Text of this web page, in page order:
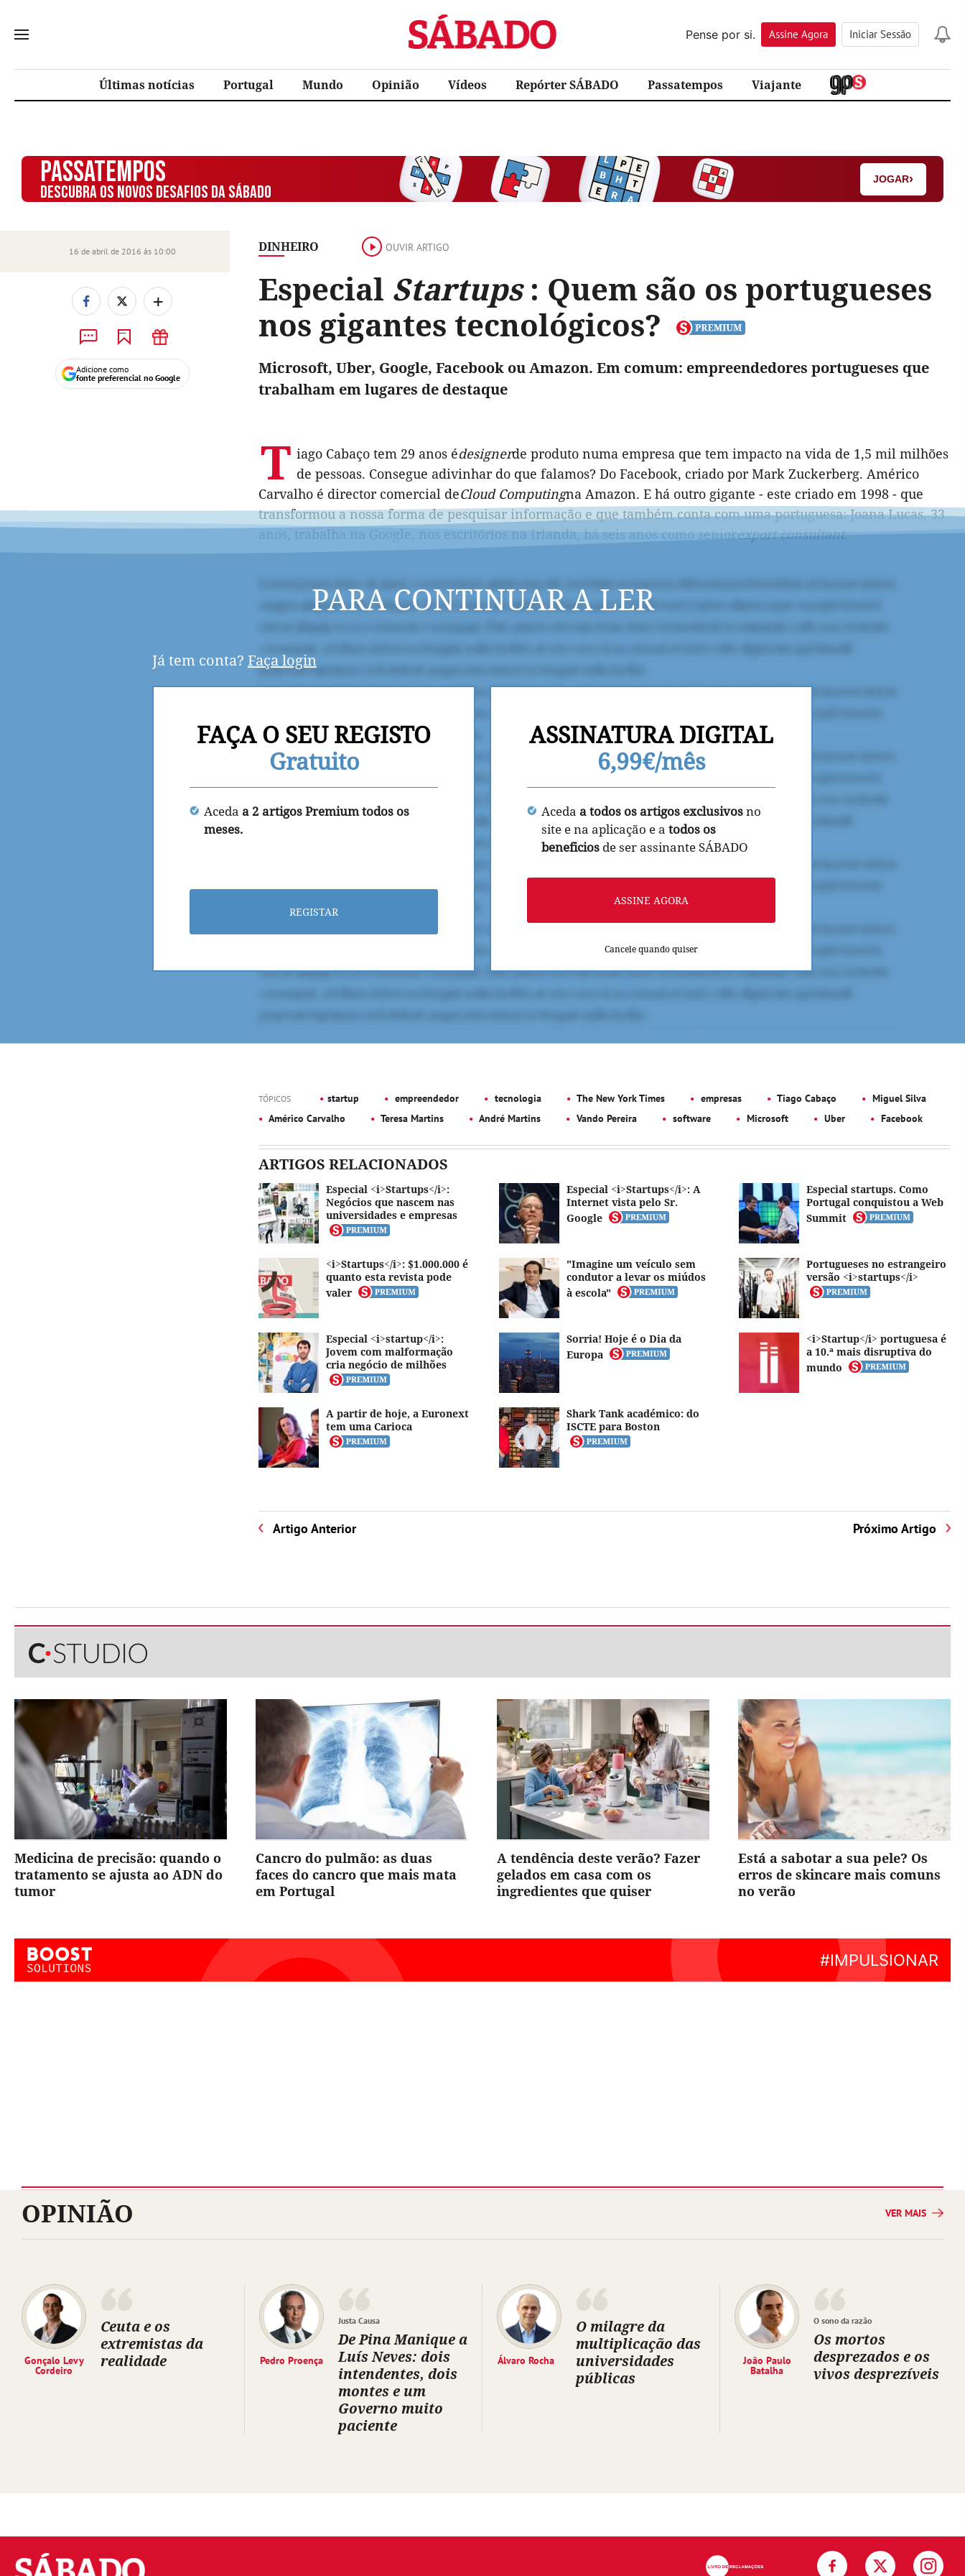
Sábado
Pense por si.
Assine Agora Iniciar Sessão
Últimas notícias Portugal Mundo Opinião Vídeos Repórter SÁBADO Passatempos Viajante
PASSATEMPOS
DESCUBRA OS NOVOS DESAFIOS DA SÁBADO
JOGAR›
DINHEIRO OUVIR ARTIGO
Especial Startups: Quem são os portugueses
nos gigantes tecnológicos?
16 de abril de 2016 às 10:00
+
Adicione como
fonte preferencial no Google
Microsoft, Uber, Google, Facebook ou Amazon. Em comum: empreendedores portugueses que
trabalham em lugares de destaque
T iago Cabaço tem 29 anos édesignerde produto numa empresa que tem impacto na vida de 1,5 mil milhões
de pessoas. Consegue adivinhar do que falamos? Do Facebook, criado por Mark Zuckerberg. Américo
Carvalho é director comercial deCloud Computingna Amazon. E há outro gigante - este criado em 1998 - que
transformou a nossa forma de pesquisar informação e que também conta com uma portuguesa: Joana Lucas, 33
anos, trabalha na Google, nos escritórios na Irlanda, há seis anos como seniorexport consultant.
PARA CONTINUAR A LER
Já tem conta? Faça login
FAÇA O SEU REGISTO
Gratuito
Aceda a 2 artigos Premium todos os
meses.
REGISTAR
ASSINATURA DIGITAL
6,99€/mês
Aceda a todos os artigos exclusivosno
site e na aplicação e a todos os
beneficios de ser assinante SÁBADO
ASSINE AGORA
Cancele quando quiser
TÓPICOS startup empreendedor tecnologia The New York Times empresas Tiago Cabaço
Miguel Silva
Américo Carvalho
Teresa Martins André Martins Vando Pereira software Microsoft Uber Facebook
ARTIGOS RELACIONADOS
Especial <i>Startups</i>:
Negócios que nascem nas
universidades e empresas
Especial <i>Startups</i>: A
Internet vista pelo Sr.
Google
Especial startups. Como
Portugal conquistou a Web
Summit
<i>Startups</i>: $1.000.000 é
quanto esta revista pode
valer
"Imagine um veículo sem
condutor a levar os miúdos
à escola"
Portugueses no estrangeiro
versão <i>startups</i>
Especial <i>startup</i>:
Jovem com malformação
cria negócio de milhões
Sorria! Hoje é o Dia da
Europa
<i>Startup</i> portuguesa é
a 10.ª mais disruptiva do
mundo
A partir de hoje, a Euronext
tem uma Carioca
Shark Tank académico: do
ISCTE para Boston
Artigo Anterior Próximo Artigo
Medicina de precisão: quando o
tratamento se ajusta ao ADN do
tumor
Cancro do pulmão: as duas
faces do cancro que mais mata
em Portugal
A tendência deste verão? Fazer
gelados em casa com os
ingredientes que quiser
Está a sabotar a sua pele? Os
erros de skincare mais comuns
no verão
OPINIÃO VER MAIS
Gonçalo Levy
Cordeiro
Ceuta e os
extremistas da
realidade
Pedro Proença
Justa Causa
De Pina Manique a
Luís Neves: dois
intendentes, dois
montes e um
Governo muito
paciente
Álvaro Rocha
O milagre da
multiplicação das
universidades
públicas
João Paulo
Batalha
O sono da razão
Os mortos
desprezados e os
vivos desprezíveis
Sábado